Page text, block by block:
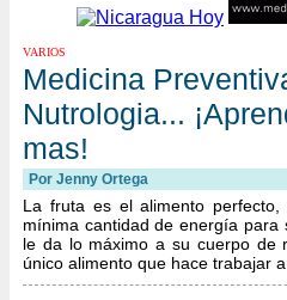
VARIOS
Medicina
Nutrologia...
mas!
Por Jenny Ortega
La fruta es el alimento perfecto,
mínima cantidad de energía para
le da lo máximo a su cuerpo de
único alimento que hace trabajar a